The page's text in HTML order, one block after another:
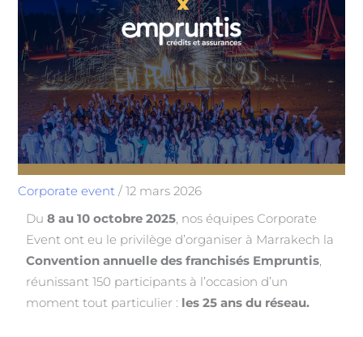
Corporate event /12 mars 2026
Du8 au 10 octobre 2025, nos équipes Corporate
Event ont eu le privilège d’organiser à Marrakech la
Convention annuelle des franchisés Empruntis,
réunissant 150 participants à l’occasion d’un
moment tout particulier : les 25 ans du réseau.